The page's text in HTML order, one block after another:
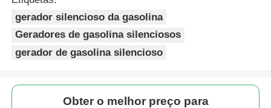
gerador silencioso da gasolina
Geradores de gasolina silenciosos
gerador de gasolina silencioso
Obter o melhor preço para